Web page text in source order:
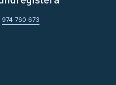
974 760 673